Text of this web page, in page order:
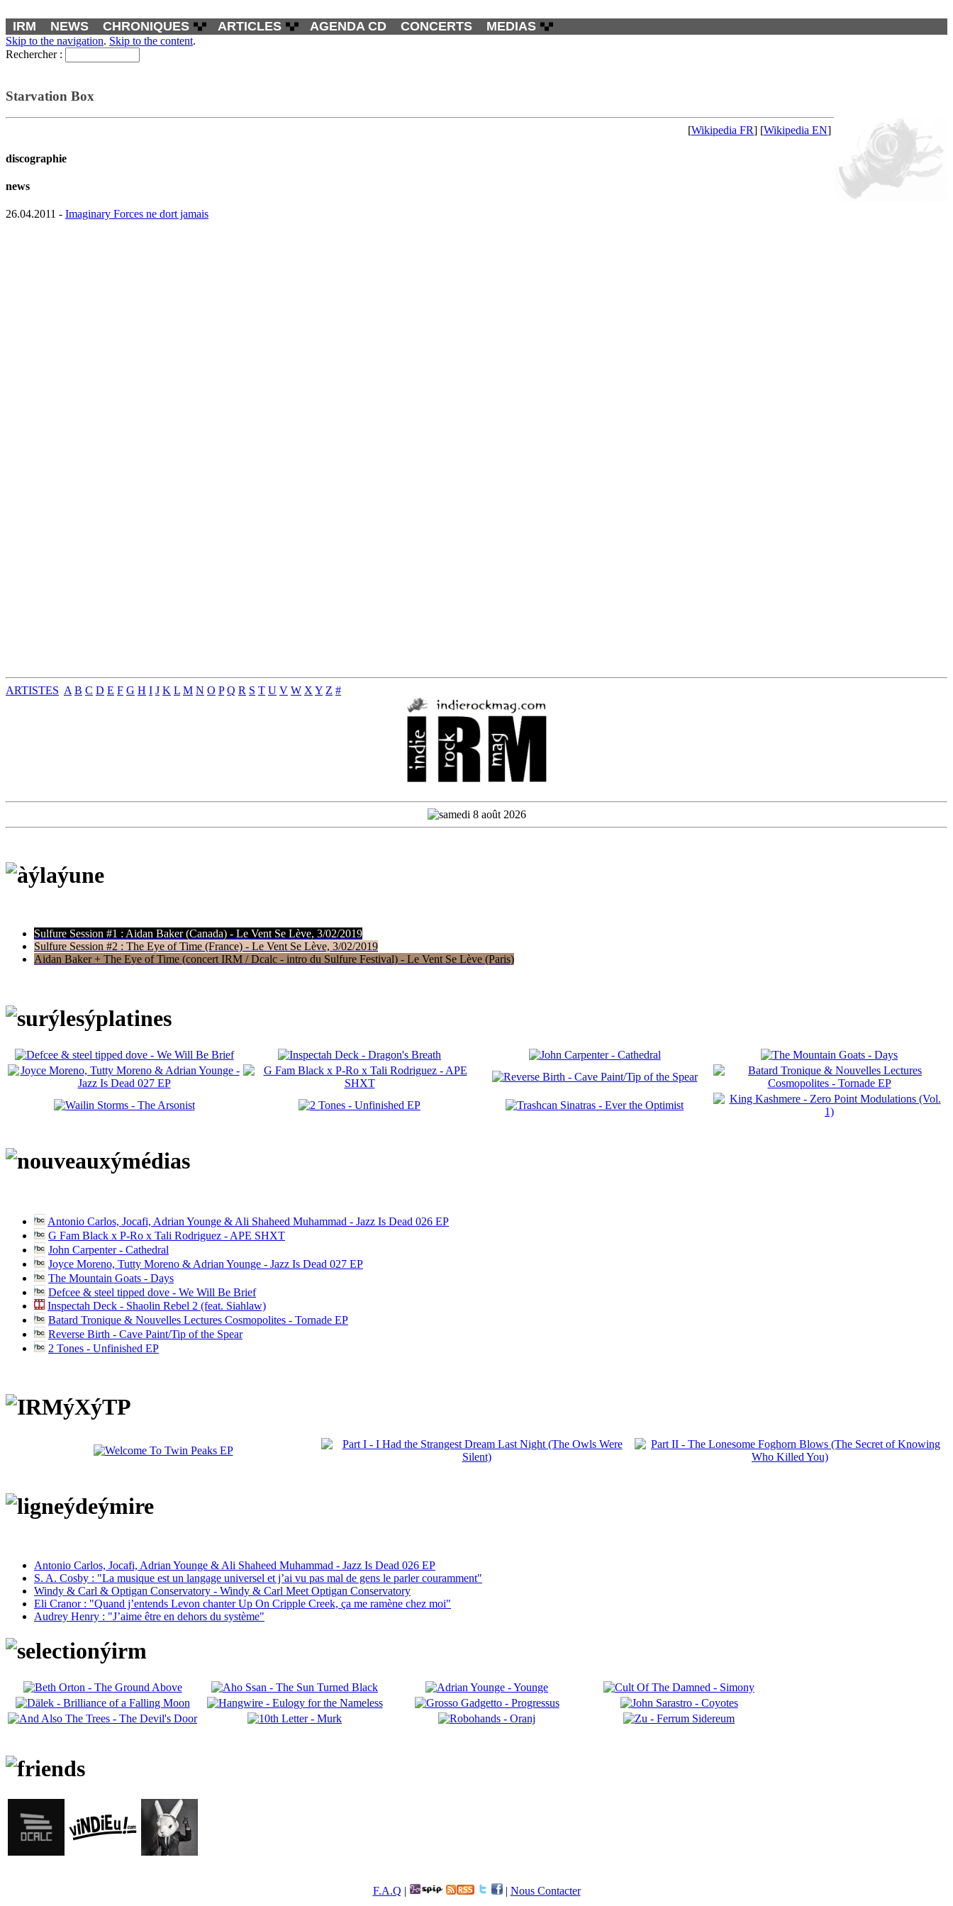
IRM NEWS CHRONIQUES ARTICLES AGENDA CD CONCERTS MEDIAS
Skip to the navigation. Skip to the content.
Rechercher :
Starvation Box
[Wikipedia FR] [Wikipedia EN]
discographie
news
26.04.2011 - Imaginary Forces ne dort jamais
ARTISTES A B C D E F G H I J K L M N O P Q R S T U V W X Y Z #
Sulfure Session #1 : Aidan Baker (Canada) - Le Vent Se Lève, 3/02/2019
Sulfure Session #2 : The Eye of Time (France) - Le Vent Se Lève, 3/02/2019
Aidan Baker + The Eye of Time (concert IRM / Dcalc - intro du Sulfure Festival) - Le Vent Se Lève (Paris)
Antonio Carlos, Jocafi, Adrian Younge & Ali Shaheed Muhammad - Jazz Is Dead 026 EP
G Fam Black x P-Ro x Tali Rodriguez - APE SHXT
John Carpenter - Cathedral
Joyce Moreno, Tutty Moreno & Adrian Younge - Jazz Is Dead 027 EP
The Mountain Goats - Days
Defcee & steel tipped dove - We Will Be Brief
Inspectah Deck - Shaolin Rebel 2 (feat. Siahlaw)
Batard Tronique & Nouvelles Lectures Cosmopolites - Tornade EP
Reverse Birth - Cave Paint/Tip of the Spear
2 Tones - Unfinished EP
Antonio Carlos, Jocafi, Adrian Younge & Ali Shaheed Muhammad - Jazz Is Dead 026 EP
S. A. Cosby : "La musique est un langage universel et j’ai vu pas mal de gens le parler couramment"
Windy & Carl & Optigan Conservatory - Windy & Carl Meet Optigan Conservatory
Eli Cranor : "Quand j’entends Levon chanter Up On Cripple Creek, ça me ramène chez moi"
Audrey Henry : "J’aime être en dehors du système"
F.A.Q | | Nous Contacter